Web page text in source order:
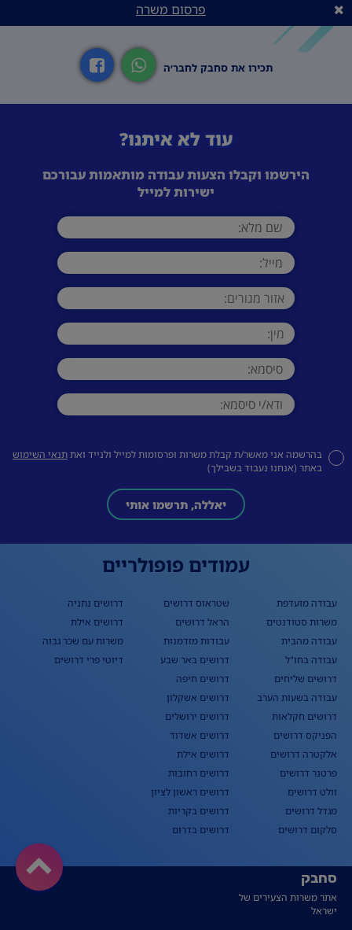
פרסום משרה
תכירו את סחבק לחבר׳ה
עוד לא איתנו?
הירשמו וקבלו הצעות עבודה מותאמות עבורכם
ישירות למייל
בהרשמה אני מאשר/ת קבלת משרות ופרסומות למייל ולנייד ואתתנאי השימוש
באתר (אנחנו נעבוד בשבילך)
יאללה, תרשמו אותי
עמודים פופולריים
עבודה מועדפת
משרות סטודנטים
עבודה מהבית
עבודה בחו"ל
דרושים שליחים
עבודה בשעות הערב
דרושים חקלאות
הפניקס דרושים
אלקטרה דרושים
פרטנר דרושים
וולט דרושים
מגדל דרושים
סלקום דרושים
שטראוס דרושים
הראל דרושים
עבודות מזדמנות
דרושים באר שבע
דרושים חיפה
דרושים אשקלון
דרושים ירושלים
דרושים אשדוד
דרושים אילת
דרושים רחובות
דרושים ראשון לציון
דרושים בקריות
דרושים בדרום
דרושים נתניה
דרושים אילת
משרות עם שכר גבוה
דיוטי פרי דרושים
סחבק
אתר משרות הצעירים של
ישראל